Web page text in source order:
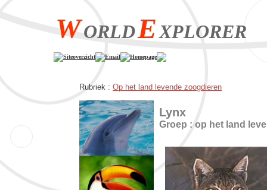
WORLDEXPLORER
Siteoverzicht Email Homepage
Rubriek : Op het land levende zoogdieren
Lynx
Groep : op het land